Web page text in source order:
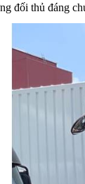
đối thủ đáng